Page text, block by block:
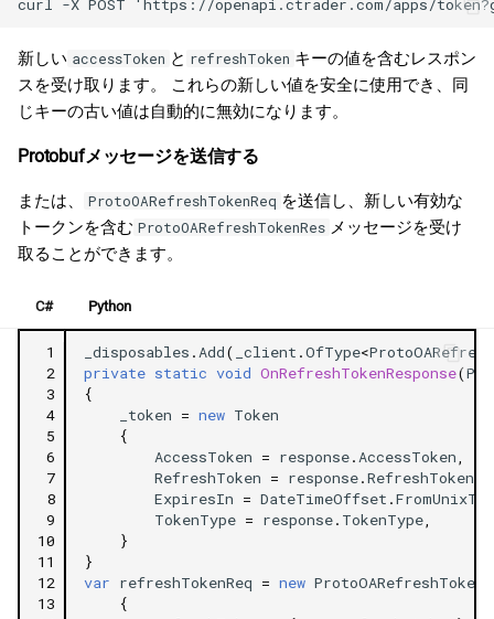
新しい accessToken と refreshToken キーの値を含むレスポン
スを受け取ります。 これらの新しい値を安全に使用でき、同
じキーの古い値は自動的に無効になります。
Protobufメッセージを送信する
または、 ProtoOARefreshTokenReq を送信し、新しい有効な
トークンを含む ProtoOARefreshTokenRes メッセージを受け
取ることができます。
C# Python
1
2
3
4
5
6
7
8
9
10
11
12
13
_disposables .Add( _client .OfType<
private static void OnRefreshTokenResponse(
{
_token = new Token
{
AccessToken = response.AccessToken,
RefreshToken = response.RefreshToken
ExpiresIn = DateTimeOffset .
TokenType = response. TokenType,
}
}
var refreshTokenReq = new
{